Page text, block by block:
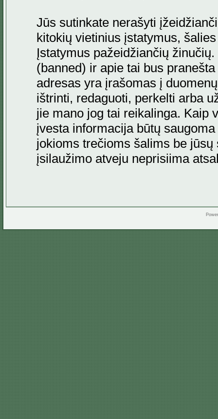
Jūs sutinkate nerašyti
kitokių vietinius įstatymus,
Įstatymus pažeidžiančių
(banned) ir apie tai bus
adresas yra įrašomas į
ištrinti, redaguoti, perkelti arba
jie mano jog tai reikalinga. Kaip
įvesta informacija būtų
jokioms trečioms šalims be jūsų
įsilaužimo atveju neprisiima